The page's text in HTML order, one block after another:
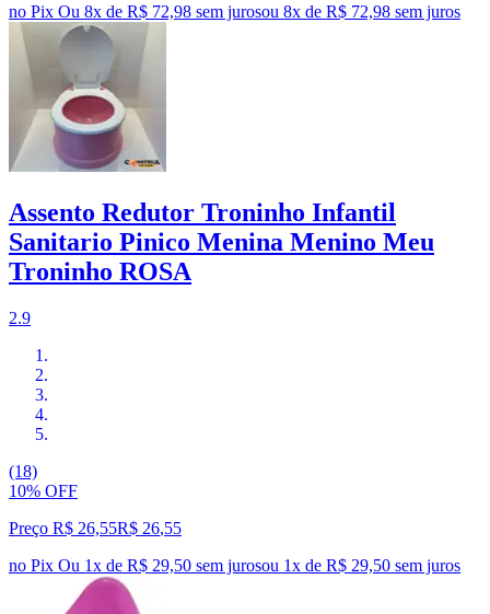
no Pix Ou 8x de R$ 72,98 sem jurosou 8x de R$ 72,98 sem juros
Assento Redutor Troninho Infantil
Sanitario Pinico Menina Menino Meu
Troninho ROSA
2.9
(18)
10% OFF
Preço R$ 26,55R$ 26,55
no Pix Ou 1x de R$ 29,50 sem jurosou 1x de R$ 29,50 sem juros